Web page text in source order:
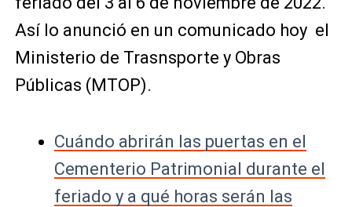
Así lo anunció en un comunicado hoy el
Ministerio de Trasnsporte y Obras
Públicas (MTOP).
Cuándo abrirán las puertas en el
Cementerio Patrimonial durante el
feriado y a qué horas serán las